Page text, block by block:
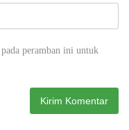
peramban ini untuk